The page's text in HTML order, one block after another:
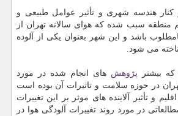
کنار هندسه شهری و تأثیر عوامل طبیعی و
منطقه سبب شده که هوای سالانه تهران از
باشد و این شهر بعنوان یکی از آلوده
می شود.
بیشتر پژوهش های انجام شده در مورد
در حوزه سلامت و تاثیرات آن بوده است
و تأثیر آلاینده های موثر بر این تغییرات
در مورد روند تغییرات آلودگی هوا در